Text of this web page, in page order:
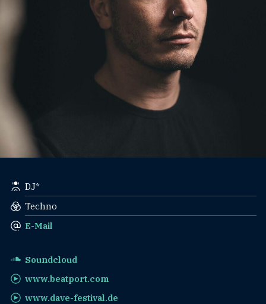
DJ*
Techno
E-Mail
Soundcloud
www.beatport.com
www.dave-festival.de